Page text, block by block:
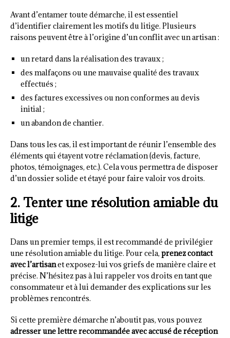
Avant d’entamer toute démarche, il est essentiel
d’identifier clairement les motifs du litige. Plusieurs
raisons peuvent être à l’origine d’un conflit avec un artisan :
un retard dans la réalisation des travaux ;
des malfaçons ou une mauvaise qualité des travaux
effectués ;
des factures excessives ou non conformes au devis
initial ;
un abandon de chantier.
Dans tous les cas, il est important de réunir l’ensemble des
éléments qui étayent votre réclamation (devis, facture,
photos, témoignages, etc.). Cela vous permettra de disposer
d’un dossier solide et étayé pour faire valoir vos droits.
2. Tenter une résolution amiable du
litige
Dans un premier temps, il est recommandé de privilégier
une résolution amiable du litige. Pour cela, prenez contact
avec l’artisanet exposez-lui vos griefs de manière claire et
précise. N’hésitez pas à lui rappeler vos droits en tant que
consommateur et à lui demander des explications sur les
problèmes rencontrés.
Si cette première démarche n’aboutit pas, vous pouvez
adresser une lettre recommandée avec accusé de réception